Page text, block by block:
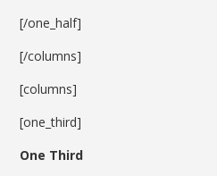
[/one_half]
[/columns]
[columns]
[one_third]
One Third